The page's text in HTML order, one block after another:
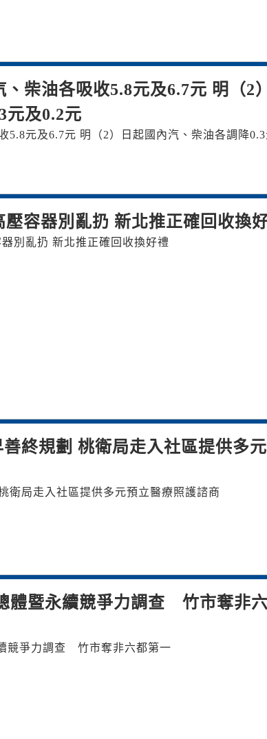
柴油各吸收5.8元及6.7元 明（2
元及0.2元
5.8元及6.7元 明（2）日起國內汽、柴油各調降
壓容器別亂扔 新北推正確回收換
別亂扔 新北推正確回收換好禮
終規劃 桃衛局走入社區提供多
終規劃 桃衛局走入社區提供多元預立醫療照護諮商
體暨永續競爭力調查 竹市奪非
競爭力調查 竹市奪非六都第一